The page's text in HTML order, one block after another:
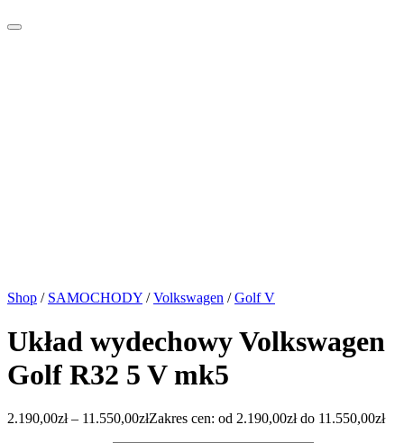
Shop / SAMOCHODY / Volkswagen / Golf V
Układ wydechowy Volkswagen
Golf R32 5 V mk5
2.190,00zł – 11.550,00złZakres cen: od 2.190,00zł do 11.550,00zł